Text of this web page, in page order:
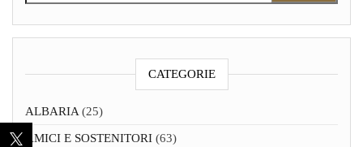
CATEGORIE
ALBARIA (25)
AMICI E SOSTENITORI (63)